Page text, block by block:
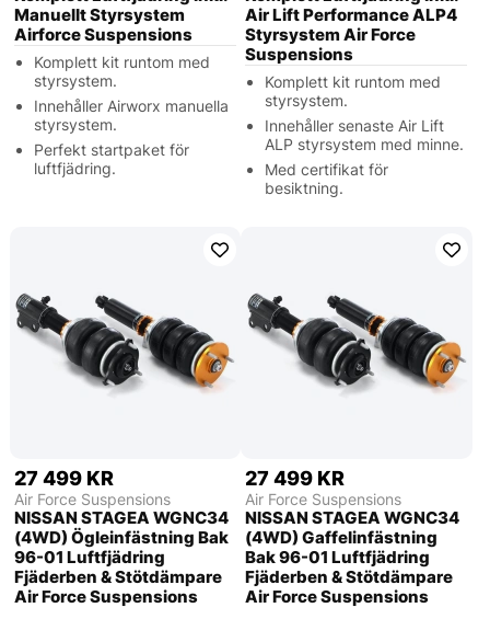
Manuellt Styrsystem
Airforce Suspensions
Komplett kit runtom med
styrsystem.
Innehåller Airworx manuella
styrsystem.
Perfekt startpaket för
luftfjädring.
Air Lift Performance ALP4
Styrsystem Air Force
Suspensions
Komplett kit runtom med
styrsystem.
Innehåller senaste Air Lift
ALP styrsystem med minne.
Med certifikat för
besiktning.
27 499 KR
Air Force Suspensions
NISSAN STAGEA WGNC34
(4WD) Ögleinfästning Bak
96-01 Luftfjädring
Fjäderben & Stötdämpare
Air Force Suspensions
27 499 KR
Air Force Suspensions
NISSAN STAGEA WGNC34
(4WD) Gaffelinfästning
Bak 96-01 Luftfjädring
Fjäderben & Stötdämpare
Air Force Suspensions